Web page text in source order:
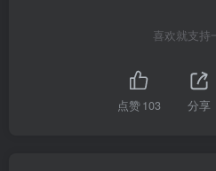
喜欢就支持
点赞103 分享